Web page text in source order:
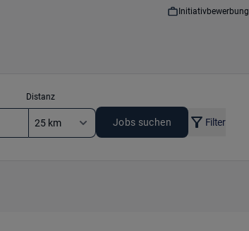
Initiativbewerbung
Distanz
Jobs suchen Filter